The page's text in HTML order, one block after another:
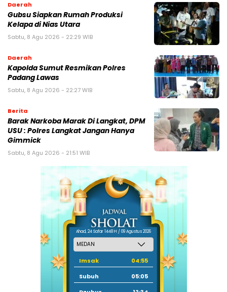
Daerah
Gubsu Siapkan Rumah Produksi
Kelapa di Nias Utara
Sabtu, 8 Agu 2026 - 22:29 WIB
Daerah
Kapolda Sumut Resmikan Polres
Padang Lawas
Sabtu, 8 Agu 2026 - 22:27 WIB
Berita
Barak Narkoba Marak Di Langkat, DPM
USU : Polres Langkat Jangan Hanya
Gimmick
Sabtu, 8 Agu 2026 - 21:51 WIB
Ahad, 24 Safar 1448 H / 09 Agustus 2026
Imsak
04:55
Subuh
05:05